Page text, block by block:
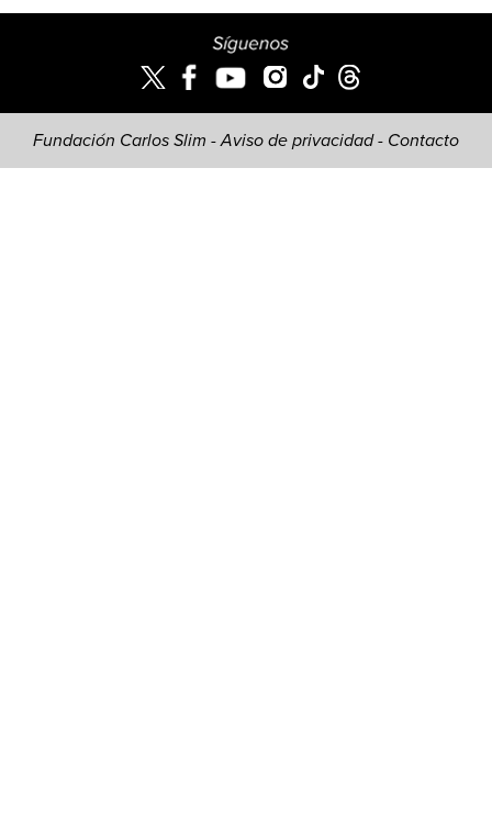
Fundación Carlos Slim -Aviso de privacidad- Contacto